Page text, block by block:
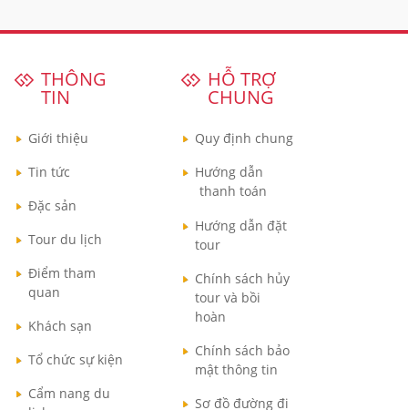
THÔNG
TIN
Giới thiệu
Tin tức
Đặc sản
Tour du lịch
Điểm tham
quan
Khách sạn
Tổ chức sự kiện
Cẩm nang du
HỖ TRỢ
CHUNG
Quy định chung
Hướng dẫn
thanh toán
Hướng dẫn đặt
tour
Chính sách hủy
tour và bồi
hoàn
Chính sách bảo
mật thông tin
Sơ đồ đường đi